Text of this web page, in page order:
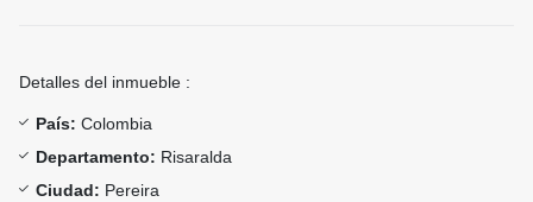
Detalles del inmueble :
País: Colombia
Departamento: Risaralda
Ciudad: Pereira